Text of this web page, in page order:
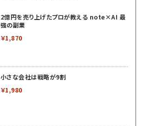
2億円を売り上げたプロが教える note×AI 最
強の副業
￥1,870
小さな会社は戦略が9割
￥1,980